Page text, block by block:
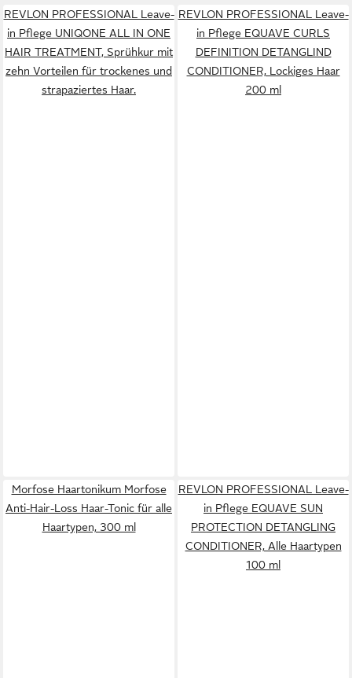
REVLON PROFESSIONAL Leave-
in Pflege UNIQONE ALL IN ONE
HAIR TREATMENT, Sprühkur mit
zehn Vorteilen für trockenes und
strapaziertes Haar.
REVLON PROFESSIONAL Leave-
in Pflege EQUAVE CURLS
DEFINITION DETANGLIND
CONDITIONER, Lockiges Haar
200 ml
Morfose Haartonikum Morfose
Anti-Hair-Loss Haar-Tonic für alle
Haartypen, 300 ml
REVLON PROFESSIONAL Leave-
in Pflege EQUAVE SUN
PROTECTION DETANGLING
CONDITIONER, Alle Haartypen
100 ml